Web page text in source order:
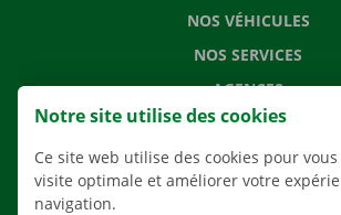
NOS VÉHICULES
NOS SERVICES
AGENCES
APPLI
SOLUTIONS DE
Notre site utilise des cookies
Ce site web utilise des cookies pour
visite optimale et améliorer votre
navigation.